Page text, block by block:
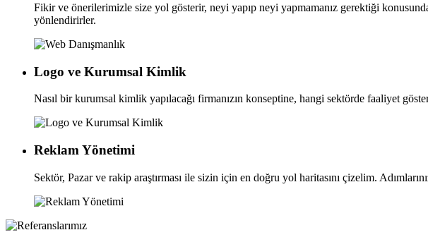
Fikir ve önerilerimizle size yol gösterir, neyi yapıp neyi yapmamanız gerektiği
yönlendirirler.
Logo ve Kurumsal Kimlik
Nasıl bir kurumsal kimlik yapılacağı firmanızın konseptine, hangi sektörde faaliyet
Reklam Yönetimi
Sektör, Pazar ve rakip araştırması ile sizin için en doğru yol haritasını çizelim.